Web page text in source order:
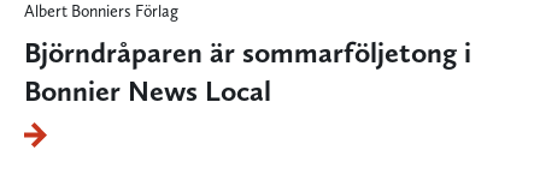
Albert Bonniers Förlag
Björndråparen är sommarföljetong i
Bonnier News Local